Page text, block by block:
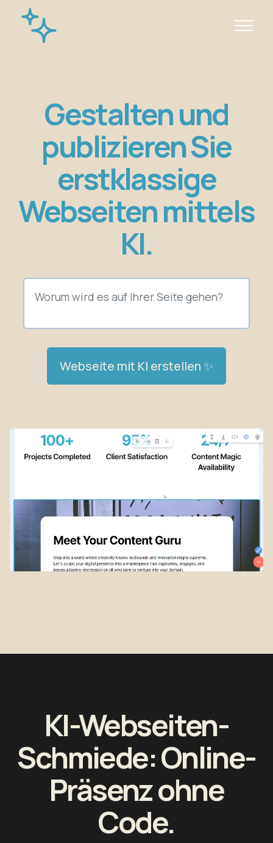
Gestalten und
publizieren Sie
erstklassige
Webseiten mittels
KI.
Webseite mit KI erstellen ✨
KI-Webseiten-
Schmiede: Online-
Präsenz ohne
Code.